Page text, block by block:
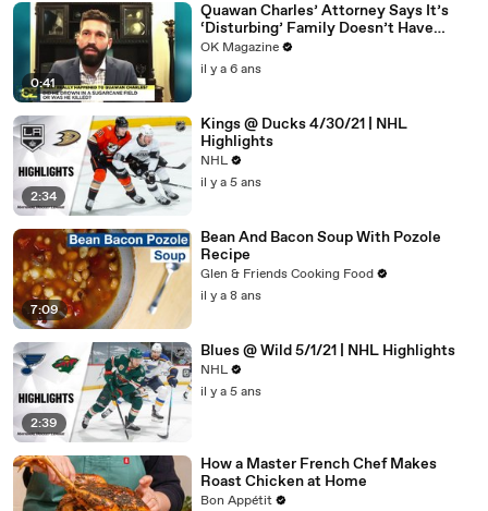
0:41
Quawan Charles’ Attorney Says It’s
‘Disturbing’ Family Doesn’t Have
Answers — Watch
OK Magazine
il y a 6 ans
2:34
Kings @ Ducks 4/30/21 | NHL
Highlights
NHL
il y a 5 ans
7:09
Bean And Bacon Soup With Pozole
Recipe
Glen & Friends Cooking Food
il y a 8 ans
2:39
Blues @ Wild 5/1/21 | NHL Highlights
NHL
il y a 5 ans
How a Master French Chef Makes
Roast Chicken at Home
Bon Appétit